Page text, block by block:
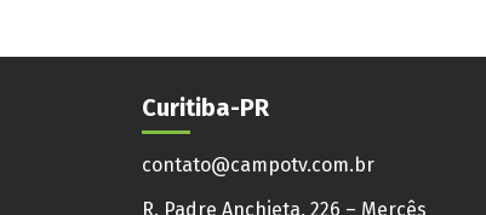
Curitiba-PR
contato@campotv.com.br
R. Padre Anchieta, 226 – Mercês